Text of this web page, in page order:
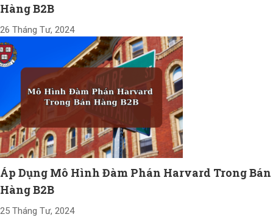
Hàng B2B
26 Tháng Tư, 2024
Áp Dụng Mô Hình Đàm Phán Harvard Trong Bán
Hàng B2B
25 Tháng Tư, 2024